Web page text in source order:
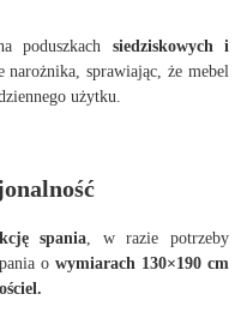
poduszkach siedziskowych i
narożnika, sprawiając, że mebel
użytku.
spania , w razie potrzeby
owymiarach 130×190 cm